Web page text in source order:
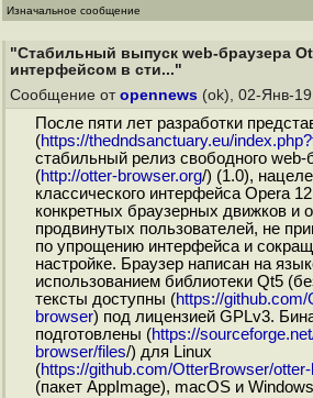
Изначальное сообщение
"Стабильный выпуск web-браузера
интерфейсом в сти..."
Сообщение от opennews (ok), 02-Янв-
После пяти лет разработки
(https://thedndsanctuary.eu/
стабильный релиз свободного web-
(http://otter-browser.org/) (1.0),
классического интерфейса Opera
конкретных браузерных движков и
продвинутых пользователей, не
по упрощению интерфейса и
настройке. Браузер написан на
использованием библиотеки Qt5
тексты доступны (https://
browser) под лицензией GPLv3.
подготовлены (https://
browser/files/) для Linux
(https://github.com/OtterBrowser/
(пакет AppImage), macOS и